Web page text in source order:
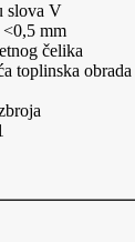
slova V
<0,5 mm
čelika
toplinska obrada